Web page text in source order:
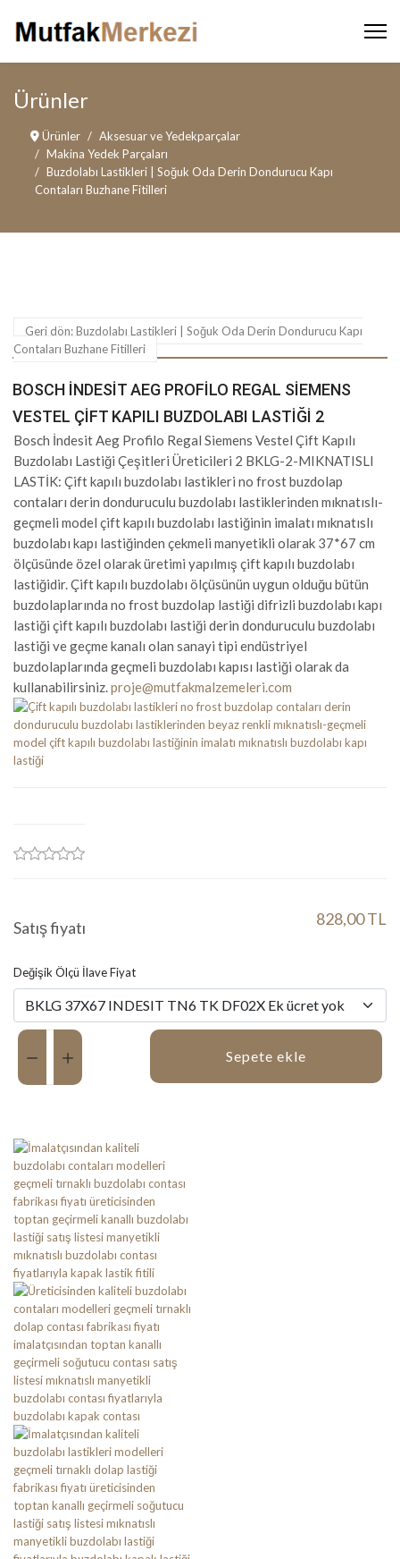
Ürünler
Ürünler
Aksesuar ve Yedekparçalar
Makina Yedek Parçaları
Buzdolabı Lastikleri | Soğuk Oda Derin Dondurucu Kapı
Contaları Buzhane Fitilleri
Geri dön: Buzdolabı Lastikleri | Soğuk Oda Derin Dondurucu Kapı
Contaları Buzhane Fitilleri
BOSCH İNDESIT AEG PROFILO REGAL SIEMENS
VESTEL ÇIFT KAPILI BUZDOLABI LASTIĞI 2
Bosch İndesit Aeg Profilo Regal Siemens Vestel Çift Kapılı
Buzdolabı Lastiği Çeşitleri Üreticileri 2 BKLG-2-MIKNATISLI
LASTİK: Çift kapılı buzdolabı lastikleri no frost buzdolap
contaları derin donduruculu buzdolabı lastiklerinden mıknatıslı-
geçmeli model çift kapılı buzdolabı lastiğinin imalatı mıknatıslı
buzdolabı kapı lastiğinden çekmeli manyetikli olarak 37*67 cm
ölçüsünde özel olarak üretimi yapılmış çift kapılı buzdolabı
lastiğidir. Çift kapılı buzdolabı ölçüsünün uygun olduğu bütün
buzdolaplarında no frost buzdolap lastiği difrizli buzdolabı kapı
lastiği çift kapılı buzdolabı lastiği derin donduruculu buzdolabı
lastiği ve geçme kanalı olan sanayi tipi endüstriyel
buzdolaplarında geçmeli buzdolabı kapısı lastiği olarak da
kullanabilirsiniz.proje@mutfakmalzemeleri.com
Satış fiyatı 828,00 TL
Değişik Ölçü İlave Fiyat
Miktar:
Sepete ekle